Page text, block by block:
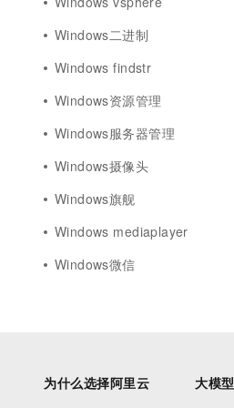
Windows二进制
Windows findstr
Windows资源管理
Windows服务器管理
Windows摄像头
Windows旗舰
Windows mediaplayer
Windows微信
为什么选择阿里云
大模型